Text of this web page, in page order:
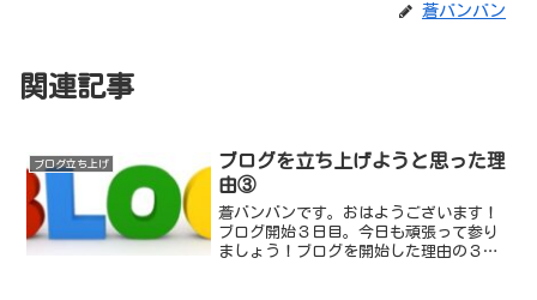
蒼バンバン
関連記事
ブログ立ち上げ
ブログを立ち上げようと思った理
由③
蒼バンバンです。おはようございます！
ブログ開始３日目。今日も頑張って参り
ましょう！ブログを開始した理由の３個